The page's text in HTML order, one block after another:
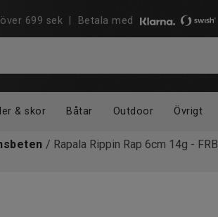
699 sek | Betala med
& skor Båtar Outdoor Övrigt
/ Rapala Rippin Rap 6cm 14g - FRB